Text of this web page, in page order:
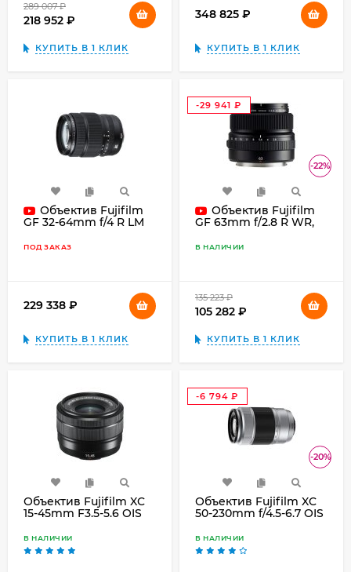
289 007
218 952
КУПИТЬ В 1 КЛИК
348 825
КУПИТЬ В 1 КЛИК
Объектив Fujifilm
GF 32-64mm f/4 R LM
ПОД ЗАКАЗ
229 338
КУПИТЬ В 1 КЛИК
-22%
-29 941
Объектив Fujifilm
GF 63mm f/2.8 R WR,
В НАЛИЧИИ
135 223
105 282
КУПИТЬ В 1 КЛИК
Объектив Fujifilm XC
15-45mm F3.5-5.6 OIS
В НАЛИЧИИ
-20%
-6 794
₽
Объектив Fujifilm XC
50-230mm f/4.5-6.7 OIS
В НАЛИЧИИ